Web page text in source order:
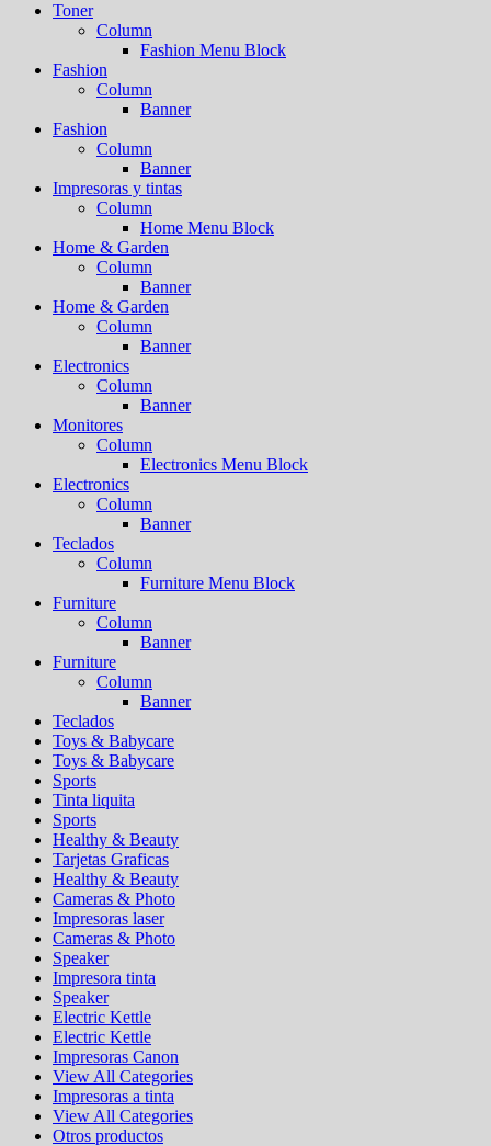
Toner
Column
Fashion Menu Block
Fashion
Column
Banner
Fashion
Column
Banner
Impresoras y tintas
Column
Home Menu Block
Home & Garden
Column
Banner
Home & Garden
Column
Banner
Electronics
Column
Banner
Monitores
Column
Electronics Menu Block
Electronics
Column
Banner
Teclados
Column
Furniture Menu Block
Furniture
Column
Banner
Furniture
Column
Banner
Teclados
Toys & Babycare
Toys & Babycare
Sports
Tinta liquita
Sports
Healthy & Beauty
Tarjetas Graficas
Healthy & Beauty
Cameras & Photo
Impresoras laser
Cameras & Photo
Speaker
Impresora tinta
Speaker
Electric Kettle
Electric Kettle
Impresoras Canon
View All Categories
Impresoras a tinta
View All Categories
Otros productos